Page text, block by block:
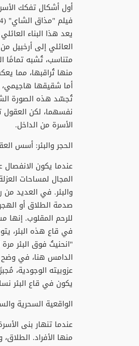
أول أشكال تفكك
يعد هذا البناء
العائلي إلى أرخبيل
متناسب، تُشبه تمامًا
منها تُراقبها، مما
أما شقيقها
تُجسّد هذه الصورة
نفسهما، لكن العقول
الأسرة من الداخل.
الحجر والبئر: أسس
عندما يكون
المجال لمساحات
والبئر. في العديد من
صدمة الطلاق أو الهجر
للرحم المقلوب. إنها
في قاع هذه البئر،
"انحنيتُ فوق البئر
الدامس هنا، في وضح
عزوبيته الوجودية،
يكون في قاع البئر
الواقعية السحرية
عندما تنهار بنى
منها الأفراد.